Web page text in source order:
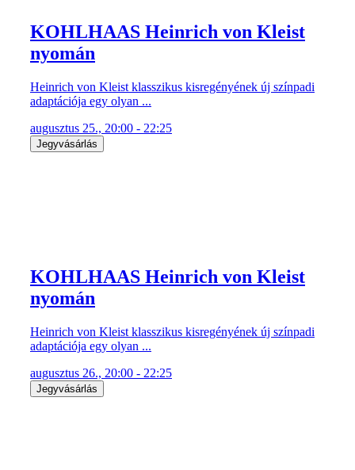
KOHLHAAS Heinrich von Kleist
nyomán
Heinrich von Kleist klasszikus kisregényének új színpadi
adaptációja egy olyan ...
augusztus 25., 20:00 - 22:25
Jegyvásárlás
KOHLHAAS Heinrich von Kleist
nyomán
Heinrich von Kleist klasszikus kisregényének új színpadi
adaptációja egy olyan ...
augusztus 26., 20:00 - 22:25
Jegyvásárlás